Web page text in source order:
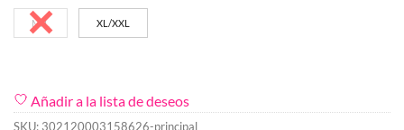
M/L XL/XXL
Añadir a la lista de deseos
SKU: 302120003158626-principal